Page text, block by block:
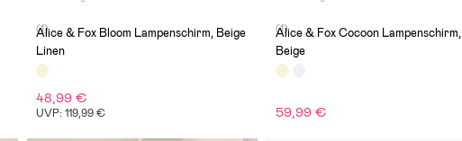
(1)
Alice & Fox Bloom Lampenschirm, Beige
Linen
48,99 €
UVP: 119,99 €
(1)
Alice & Fox Cocoon Lampenschirm,
Beige
59,99 €